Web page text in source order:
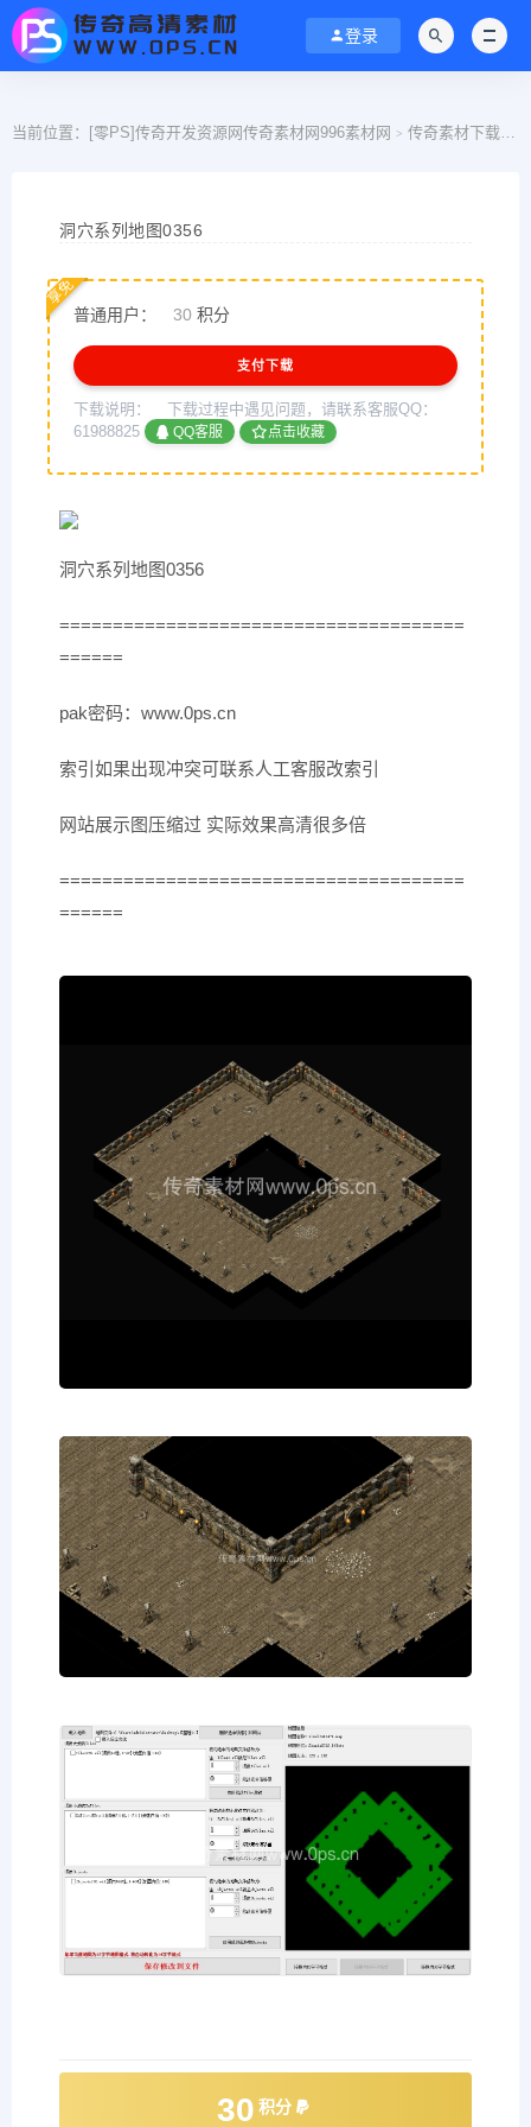
登录
当前位置： [零PS]传奇开发资源网传奇素材网996素材网 > 传奇素材下载
洞穴系列地图0356
普通用户： 30 积分
享免
支付下载
下载说明：
下载过程中遇见问题，请联系客服QQ：
61988825
QQ客服 点击收藏
洞穴系列地图0356
======================================
======
pak密码：www.0ps.cn
索引如果出现冲突可联系人工客服改索引
网站展示图压缩过 实际效果高清很多倍
======================================
======
30 积分